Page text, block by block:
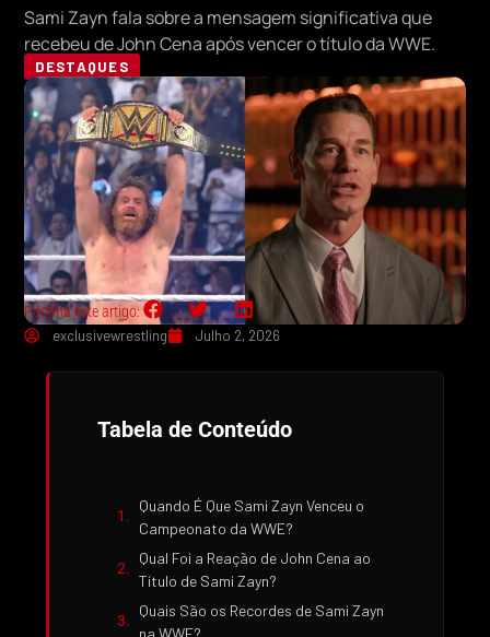
Sami Zayn fala sobre a mensagem significativa que
recebeu de John Cena após vencer o título da WWE.
DESTAQUES
Partilha este artigo:
exclusivewrestling
Julho 2, 2026
Tabela de Conteúdo
Quando É Que Sami Zayn Venceu o
Campeonato da WWE?
Qual Foi a Reação de John Cena ao
Título de Sami Zayn?
Quais São os Recordes de Sami Zayn
na WWE?